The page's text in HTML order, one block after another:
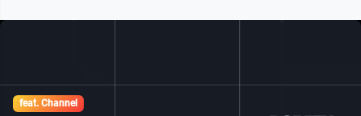
feat. Channel